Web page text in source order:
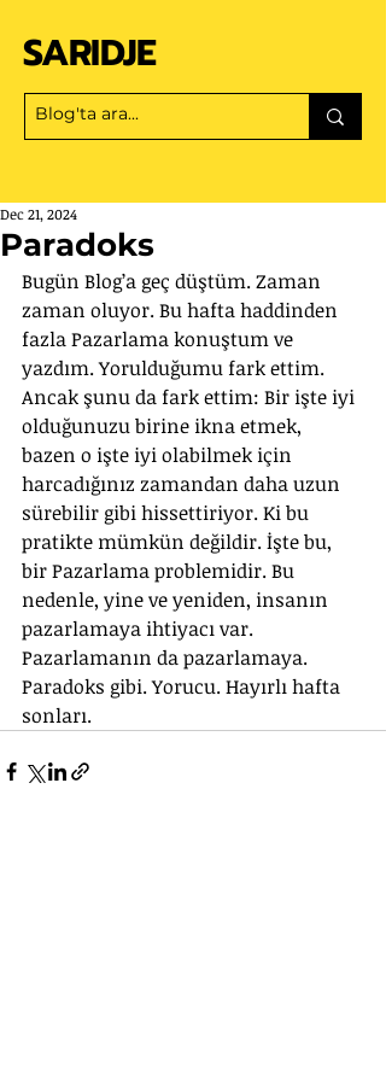
SARIDJE
Paradoks
Dec 21, 2024
Bugün Blog’a geç düştüm. Zaman
zaman oluyor. Bu hafta haddinden
fazla Pazarlama konuştum ve
yazdım. Yorulduğumu fark ettim.
Ancak şunu da fark ettim: Bir işte iyi
olduğunuzu birine ikna etmek,
bazen o işte iyi olabilmek için
harcadığınız zamandan daha uzun
sürebilir gibi hissettiriyor. Ki bu
pratikte mümkün değildir. İşte bu,
bir Pazarlama problemidir. Bu
nedenle, yine ve yeniden, insanın
pazarlamaya ihtiyacı var.
Pazarlamanın da pazarlamaya.
Paradoks gibi. Yorucu. Hayırlı hafta
sonları.